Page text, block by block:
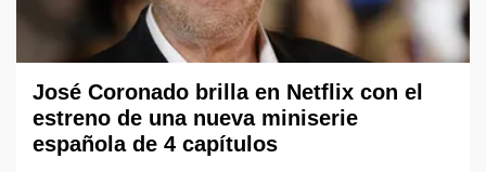
José Coronado brilla en Netflix con el
estreno de una nueva miniserie
española de 4 capítulos